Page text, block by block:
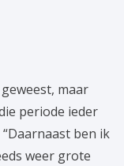
maar
periode ieder
ben ik
weer grote